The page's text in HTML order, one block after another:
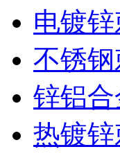
电镀
不锈
锌铝
热镀